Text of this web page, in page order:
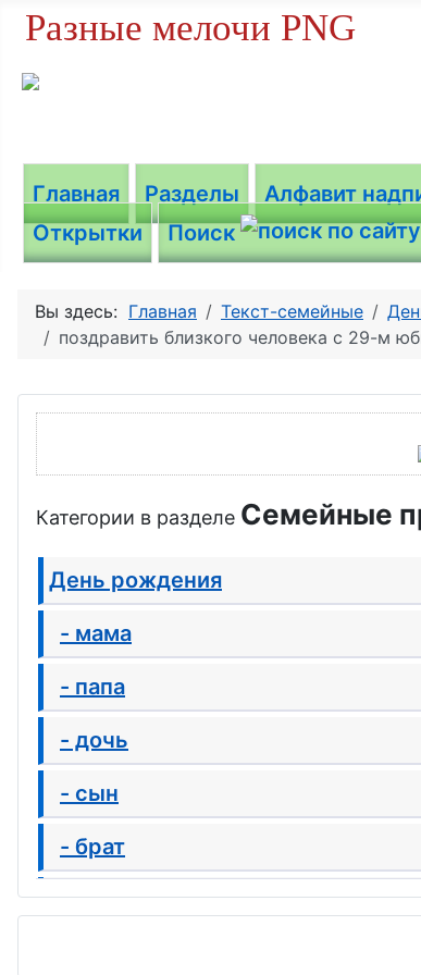
Разные мелочи PNG
Главная Разделы Алфавит
Открытки
Поиск
Вы здесь: Главная Текст-семейные
поздравить близкого человека с 29-м
Категории в разделе Семейные
День рождения
- мама
- папа
- дочь
- сын
- брат
- сестра